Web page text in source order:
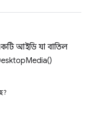
আইডি যা বাতিল